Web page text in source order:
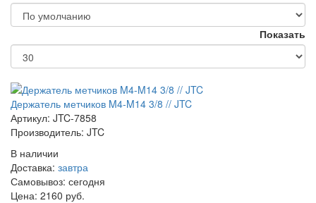
Показать
Держатель метчиков M4-M14 3/8 // JTC
Артикул: JTC-7858
Производитель: JTC
В наличии
Доставка: завтра
Самовывоз: сегодня
Цена: 2160 руб.